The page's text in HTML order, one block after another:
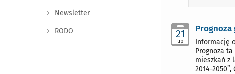
21
lip
Informację
Prognoza
mieszkań z
2014–2050”,
Newsletter
RODO